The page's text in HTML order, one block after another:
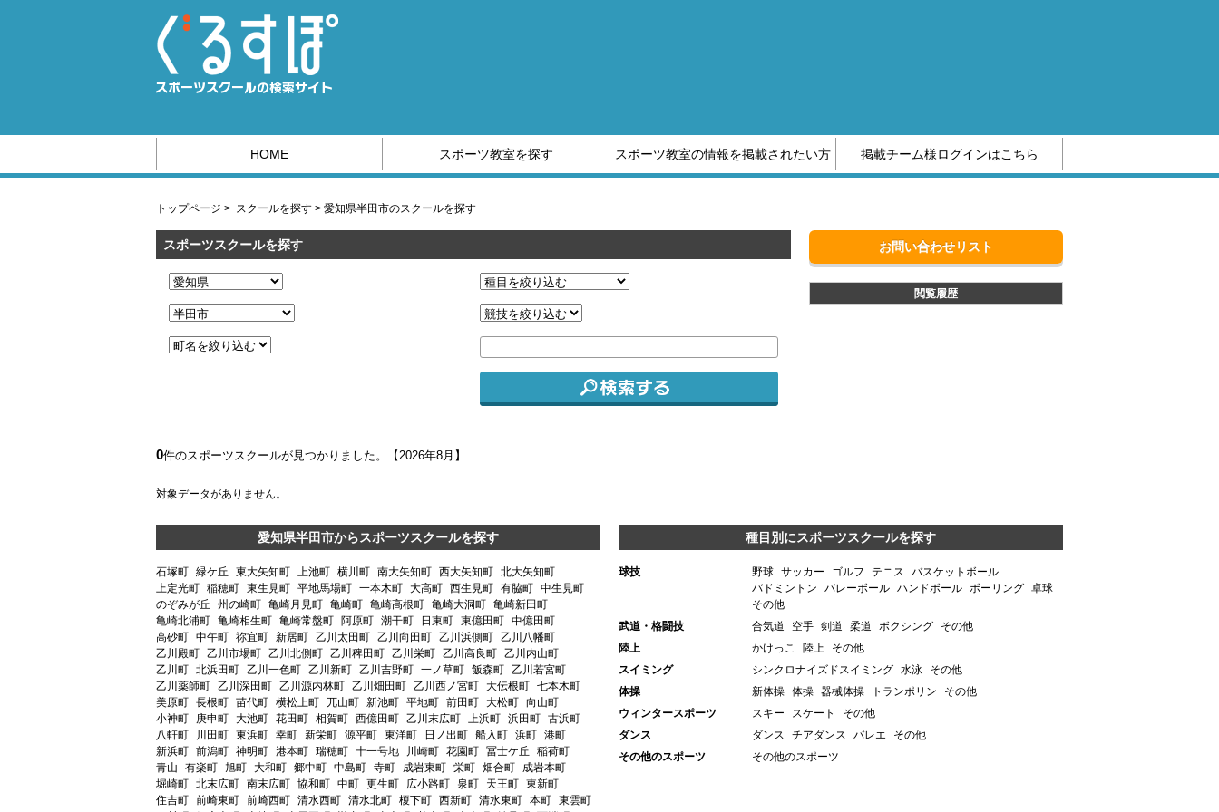
HOME スポーツ教室を探す スポーツ教室の情報を掲載されたい方 掲載チーム様ログインはこちら
トップページ > スクールを探す > 愛知県半田市のスクールを探す
スポーツスクールを探す
0件のスポーツスクールが見つかりました。【2026年8月】
対象データがありません。
お問い合わせリスト
閲覧履歴
愛知県半田市からスポーツスクールを探す
石塚町 緑ケ丘 東大矢知町 上池町 横川町 南大矢知町 西大矢知町 北大矢知町
上定光町 稲穂町 東生見町 平地馬場町 一本木町 大高町 西生見町 有脇町 中生見町
のぞみが丘
州の崎町 亀崎月見町 亀崎町 亀崎高根町 亀崎大洞町 亀崎新田町
亀崎北浦町 亀崎相生町 亀崎常盤町 阿原町 潮干町 日東町 東億田町 中億田町
高砂町 中午町 祢宜町 新居町 乙川太田町 乙川向田町 乙川浜側町 乙川八幡町
乙川殿町 乙川市場町 乙川北側町 乙川稗田町 乙川栄町 乙川高良町 乙川内山町
乙川町 北浜田町 乙川一色町 乙川新町 乙川吉野町 一ノ草町 飯森町 乙川若宮町
乙川薬師町 乙川深田町 乙川源内林町 乙川畑田町 乙川西ノ宮町 大伝根町 七本木町
美原町 長根町 苗代町 横松上町 兀山町 新池町 平地町 前田町 大松町 向山町
小神町
庚申町 大池町 花田町 相賀町 西億田町 乙川末広町 上浜町 浜田町 古浜町
八軒町
川田町 東浜町 幸町 新栄町 源平町 東洋町 日ノ出町 船入町 浜町 港町
新浜町 前潟町 神明町 港本町 瑞穂町 十一号地 川崎町 花園町 冨士ケ丘
稲荷町
青山
有楽町 旭町 大和町 郷中町 中島町 寺町 成岩東町 栄町 畑合町
成岩本町
堀崎町 北末広町 南末広町 協和町 中町 更生町 広小路町 泉町 天王町 東新町
住吉町 前崎東町 前崎西町 清水西町 清水北町 榎下町 西新町 清水東町 本町 東雲町
種目別にスポーツスクールを探す
球技 野球 サッカー ゴルフ テニス
バスケットボール
バドミントン
バレーボール ハンドボール ボーリング 卓球
その他
武道・格闘技
合気道 空手 剣道 柔道 ボクシング
その他
陸上
かけっこ 陸上
その他
スイミング
シンクロナイズドスイミング 水泳
その他
体操
新体操 体操 器械体操 トランポリン
その他
ウィンタースポーツ
スキー スケート
その他
ダンス
ダンス チアダンス バレエ
その他
その他のスポーツ
その他のスポーツ